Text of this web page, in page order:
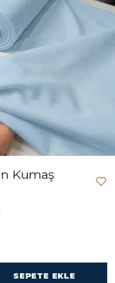
Kumaş
SEPETE EKLE